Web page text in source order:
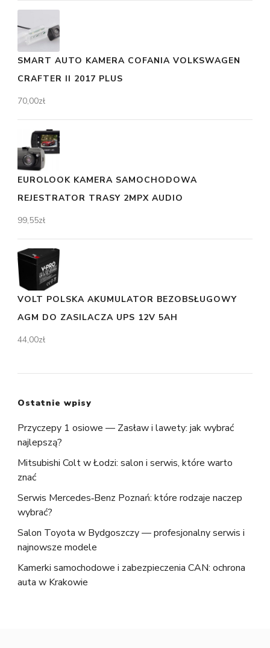
SMART AUTO KAMERA COFANIA VOLKSWAGEN
CRAFTER II 2017 PLUS
70,00zł
EUROLOOK KAMERA SAMOCHODOWA
REJESTRATOR TRASY 2MPX AUDIO
99,55zł
VOLT POLSKA AKUMULATOR BEZOBSŁUGOWY
AGM DO ZASILACZA UPS 12V 5AH
44,00zł
Ostatnie wpisy
Przyczepy 1 osiowe — Zasław i lawety: jak wybrać
najlepszą?
Mitsubishi Colt w Łodzi: salon i serwis, które warto
znać
Serwis Mercedes‑Benz Poznań: które rodzaje naczep
wybrać?
Salon Toyota w Bydgoszczy — profesjonalny serwis i
najnowsze modele
Kamerki samochodowe i zabezpieczenia CAN: ochrona
auta w Krakowie